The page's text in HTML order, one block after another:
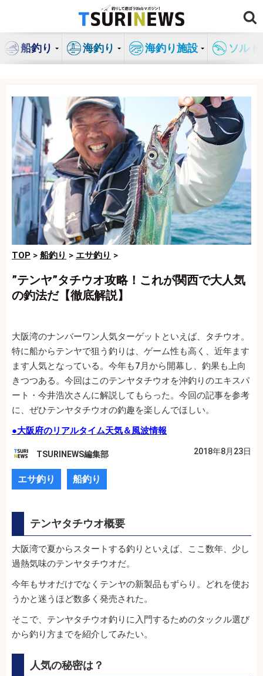
ン
船釣り 海釣り 海釣り施設 ソル
TOP > 船釣り > エサ釣り >
”テンヤ”タチウオ攻略！これが関西で大人気
の釣法だ【徹底解説】
大阪湾のナンバーワン人気ターゲットといえば、タチウオ。
特に船からテンヤで狙う釣りは、ゲーム性も高く、近年ます
ます人気となっている。今年も7月から開幕し、釣果も上向
きつつある。今回はこのテンヤタチウオを沖釣りのエキスパ
ート・今井浩次さんに解説してもらった。今回の記事を参考
に、ぜひテンヤタチウオの釣趣を楽しんでほしい。
●大阪府のリアルタイム天気＆風波情報
TSURINEWS編集部 2018年8月23日
エサ釣り 船釣り
テンヤタチウオ概要
大阪湾で夏からスタートする釣りといえば、ここ数年、少し
過熱気味のテンヤタチウオだ。
今年もサオだけでなくテンヤの新製品もずらり。どれを使お
うかと迷うほど数多く発売された。
そこで、テンヤタチウオ釣りに入門するためのタックル選び
から釣り方までを紹介してみたい。
人気の秘密は？